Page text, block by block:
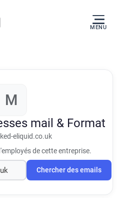
MENU
M
mail & Format
eliquid.co.uk
de cette entreprise.
Chercher des emails